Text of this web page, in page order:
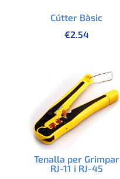
Cútter Bàsic
€2.54
Tenalla per Grimpar
RJ-11 i RJ-45